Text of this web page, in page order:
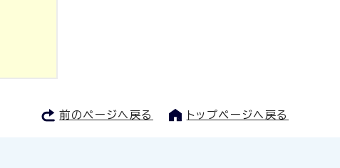
前のページへ戻る トップページへ戻る